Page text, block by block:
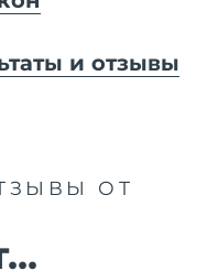
и отзывы
ОТ